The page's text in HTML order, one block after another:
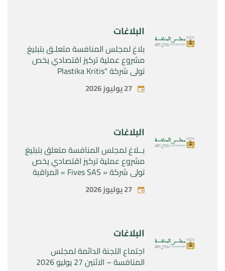
البلاغات
بلاغ لمجلس المنافسة متعلـق بتبليغ
مشروع عملية تركيز اقتصادي يخص
تولي شركة “Plastika Kritis
SA”المراقبة الحصرية لشركة
“Naturplas Industrial SARL” 27 يوليوز 2026
البلاغات
بــلاغ لمجلس المنافسة متعلق بتبليغ
مشروع عملية تركيز اقتصادي يخص
تولي شركة « Fives SAS » المراقبة
SAS »27 يوليوز 2026
البلاغات
اجتماع اللجنة الدائمة لمجلس
المنافسة – الاثنين 27 يوليو 2026